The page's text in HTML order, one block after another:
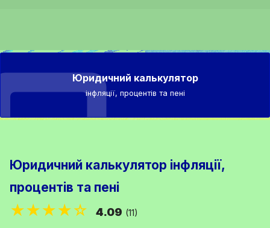
Юридичний калькулятор
інфляції, процентів та пені
Юридичний калькулятор інфляції,
процентів та пені
★★★★☆ 4.09 (11)